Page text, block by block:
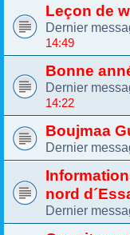
Leçon de
Dernier
14:49
Bonne
Dernier
14:22
Boujmaa
Dernier
nord
Dernier